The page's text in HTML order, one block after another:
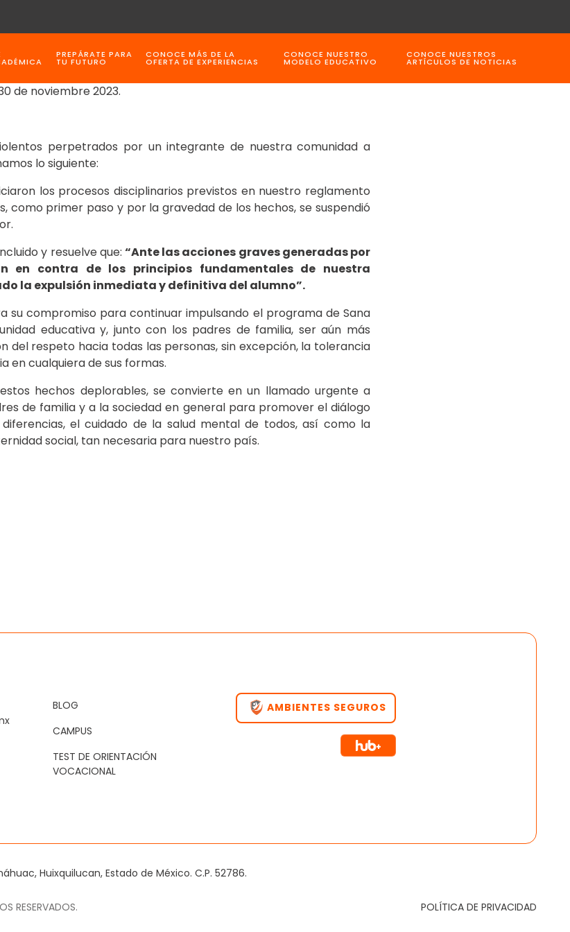
PREPÁRATE PARA
TU FUTURO
CONOCE MÁS DE LA
OFERTA DE EXPERIENCIAS
CONOCE NUESTRO
MODELO EDUCATIVO
CONOCE NUESTROS
ARTÍCULOS DE NOTICIAS
de noviembre 2023.
perpetrados por un integrante de nuestra comunidad a
lo siguiente:
los procesos disciplinarios previstos en nuestro reglamento
como primer paso y por la gravedad de los hechos, se suspendió
y resuelve que: “Ante las acciones graves generadas por
en contra de los principios fundamentales de nuestra
la expulsión inmediata y definitiva del alumno”.
su compromiso para continuar impulsando el programa de Sana
educativa y, junto con los padres de familia, ser aún más
del respeto hacia todas las personas, sin excepción, la tolerancia
en cualquiera de sus formas.
hechos deplorables, se convierte en un llamado urgente a
de familia y a la sociedad en general para promover el diálogo
el cuidado de la salud mental de todos, así como la
social, tan necesaria para nuestro país.
BLOG
CAMPUS
TEST DE ORIENTACIÓN
VOCACIONAL
AMBIENTES SEGUROS
Huixquilucan, Estado de México. C.P. 52786.
RESERVADOS. POLÍTICA DE PRIVACIDAD